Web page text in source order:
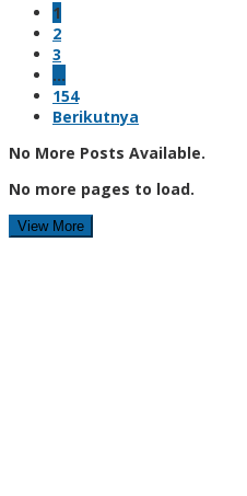
1
2
3
…
154
Berikutnya
No More Posts Available.
No more pages to load.
View More